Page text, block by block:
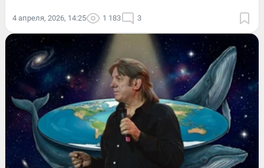
4 апреля, 2026, 14:25 1 183 3